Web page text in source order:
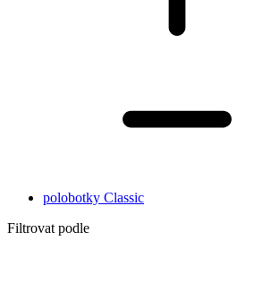
polobotky Classic
Filtrovat podle